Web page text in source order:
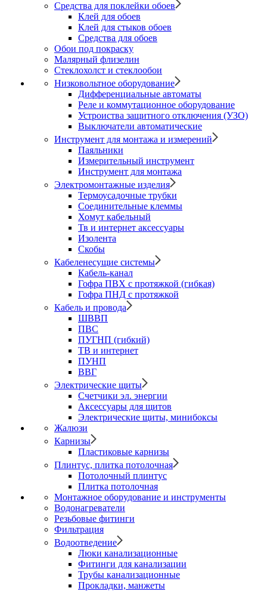
Средства для поклейки обоев
Клей для обоев
Клей для стыков обоев
Средства для обоев
Обои под покраску
Малярный флизелин
Стеклохолст и стеклообои
Низковольтное оборудование
Дифференциальные автоматы
Реле и коммутационное оборудование
Устроиства защитного отключения (УЗО)
Выключатели автоматические
Инструмент для монтажа и измерений
Паяльники
Измерительный инструмент
Инструмент для монтажа
Электромонтажные изделия
Термоусадочные трубки
Соединительные клеммы
Хомут кабельный
Тв и интернет аксессуары
Изолента
Скобы
Кабеленесущие системы
Кабель-канал
Гофра ПВХ с протяжкой (гибкая)
Гофра ПНД с протяжкой
Кабель и провода
ШВВП
ПВС
ПУГНП (гибкий)
ТВ и интернет
ПУНП
ВВГ
Электрические щиты
Счетчики эл. энергии
Аксессуары для щитов
Электрические щиты, минибоксы
Жалюзи
Карнизы
Пластиковые карнизы
Плинтус, плитка потолочная
Потолочный плинтус
Плитка потолочная
Монтажное оборудование и инструменты
Водонагреватели
Резьбовые фитинги
Фильтрация
Водоотведение
Люки канализационные
Фитинги для канализации
Трубы канализационные
Прокладки, манжеты